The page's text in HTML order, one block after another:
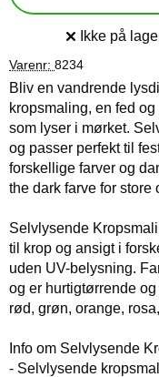
Ikke på
Varenr: 8234
Bliv en vandrende
kropsmaling, en fed
som lyser i mørket.
og passer perfekt til
forskellige farver og
the dark farve for store
Selvlysende
til krop og ansigt i
uden UV-belysning.
og er hurtigtørrende
rød, grøn, orange,
Info om Selvlysende
- Selvlysende